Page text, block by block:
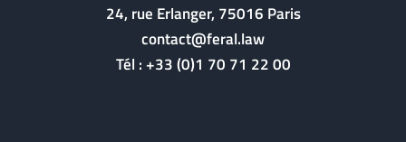
24, rue Erlanger, 75016 Paris
contact@feral.law
Tél :+33 (0)1 70 71 22 00